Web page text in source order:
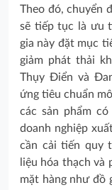
Theo đó, chuyển
sẽ tiếp tục là ưu
gia này đặt mục
giảm phát thải
Thụy Điển và
ứng tiêu chuẩn
các sản phẩm
doanh nghiệp
cần cải tiến quy
liệu hóa thạch và
mặt hàng như đồ